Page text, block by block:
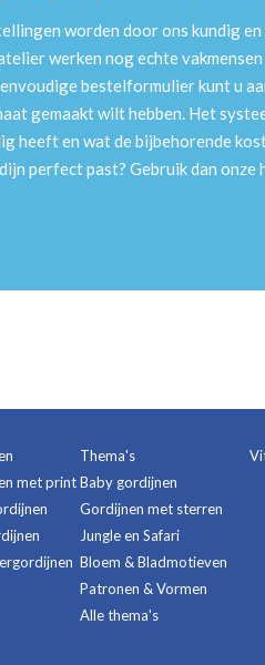
worden door ons kundig
werken nog echte
bestelformulier kunt u
gemaakt wilt hebben. Het
heeft en wat de bijbehorende
perfect past? Gebruik dan onze
met print
Thema's
Baby gordijnen
Gordijnen met sterren
Jungle en Safari
Bloem & Bladmotieven
Patronen & Vormen
Alle thema's